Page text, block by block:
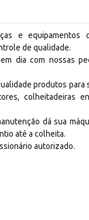
e equipamentos
de qualidade.
dia com nossas
produtos para
colheitadeiras
dá sua
até a colheita.
autorizado.